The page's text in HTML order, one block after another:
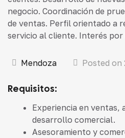
negocio. Coordinación de
de ventas. Perfil orientado a
servicio al cliente. Interés
Mendoza Posted
Requisitos:
Experiencia en ventas,
desarrollo comercial.
Asesoramiento y